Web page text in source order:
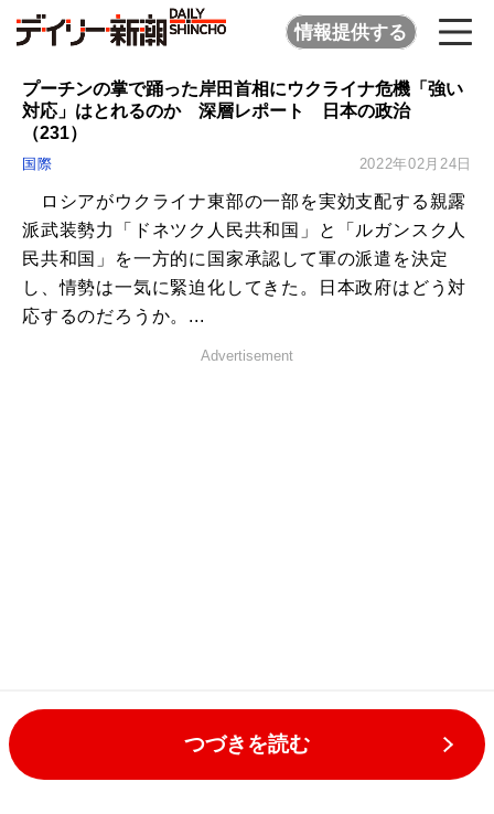
情報提供する
プーチンの掌で踊った岸田首相にウクライナ危機「強い
対応」はとれるのか 深層レポート 日本の政治
（231）
国際 2022年02月24日
ロシアがウクライナ東部の一部を実効支配する親露
派武装勢力「ドネツク人民共和国」と「ルガンスク人
民共和国」を一方的に国家承認して軍の派遣を決定
し、情勢は一気に緊迫化してきた。日本政府はどう対
応するのだろうか。...
Advertisement
つづきを読む